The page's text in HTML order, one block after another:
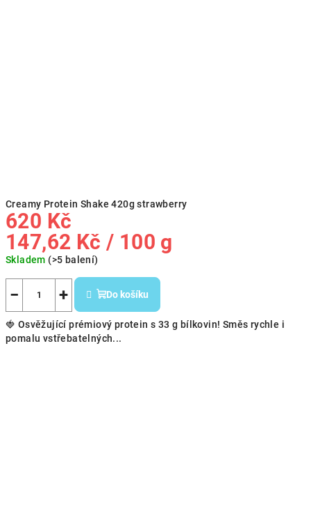
Creamy Protein Shake 420g strawberry
620 Kč
Měrná
cena:
147,62 Kč / 100 g
Skladem (>5 balení)
+
− Do košíku
🍓 Osvěžující prémiový protein s 33 g bílkovin! Směs rychle i
pomalu vstřebatelných...